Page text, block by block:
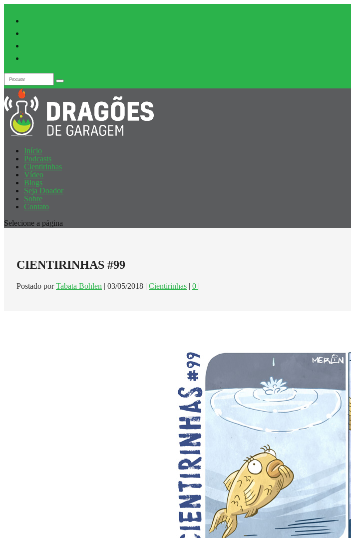
Início
Podcasts
Cientirinhas
Vídeo
Blogs
Seja Doador
Sobre
Contato
Selecione a página
CIENTIRINHAS #99
Postado porTabata Bohlen | 03/05/2018 | Cientirinhas | 0 |